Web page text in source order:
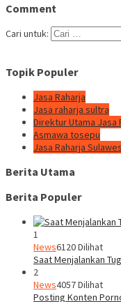
Comment
Cari untuk:
Topik Populer
Jasa Raharja
Jasa raharja sultra
Direktur Utama Jasa
Asmawa tosepu
Jasa Raharja
Berita Utama
Berita Populer
1
News6120 Dilihat
Saat Menjalankan
2
News4057 Dilihat
Posting Konten